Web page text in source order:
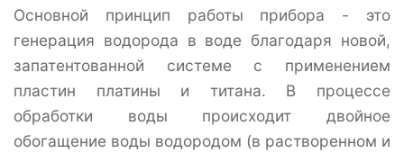
Основной принцип работы прибора - это
генерация водорода в воде благодаря новой,
запатентованной системе c применением
пластин платины и титана. В процессе
обработки воды происходит двойное
обогащение воды водородом (в растворенном и